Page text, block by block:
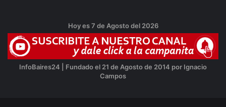
Hoy es 7 de Agosto del 2026
InfoBaires24 | Fundado el 21 de Agosto de 2014 por Ignacio
Campos